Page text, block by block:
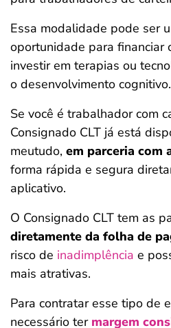
Essa modalidade pode ser
oportunidade para financiar
investir em terapias ou
o desenvolvimento cognitivo.
Se você é trabalhador com
Consignado CLT já está
meutudo, em parceria com
forma rápida e segura
aplicativo.
O Consignado CLT tem as
diretamente da folha de
risco de inadimplência e
mais atrativas.
Para contratar esse tipo de
necessário ter margem